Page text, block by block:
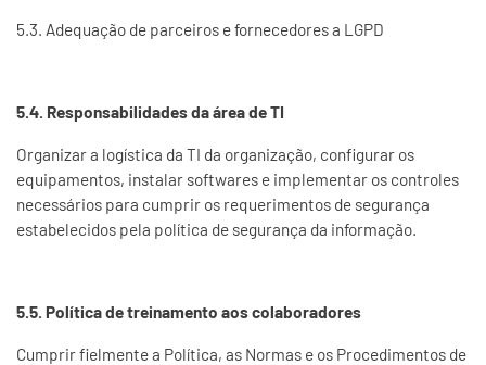
5.3. Adequação de parceiros e fornecedores a LGPD
5.4. Responsabilidades da área de TI
Organizar a logística da TI da organização, configurar os
equipamentos, instalar softwares e implementar os controles
necessários para cumprir os requerimentos de segurança
estabelecidos pela política de segurança da informação.
5.5. Política de treinamento aos colaboradores
Cumprir fielmente a Política, as Normas e os Procedimentos de